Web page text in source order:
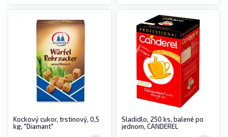
Kockový cukor, trstinový, 0,5
kg, "Diamant"
Sladidlo, 250 ks, balené po
jednom, CANDEREL